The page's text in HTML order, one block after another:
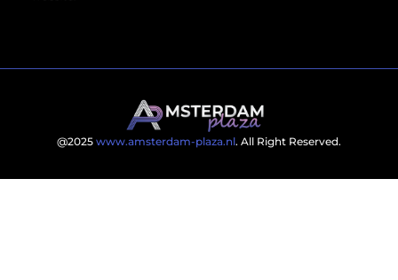
@2025 www.amsterdam-plaza.nl. All Right Reserved.